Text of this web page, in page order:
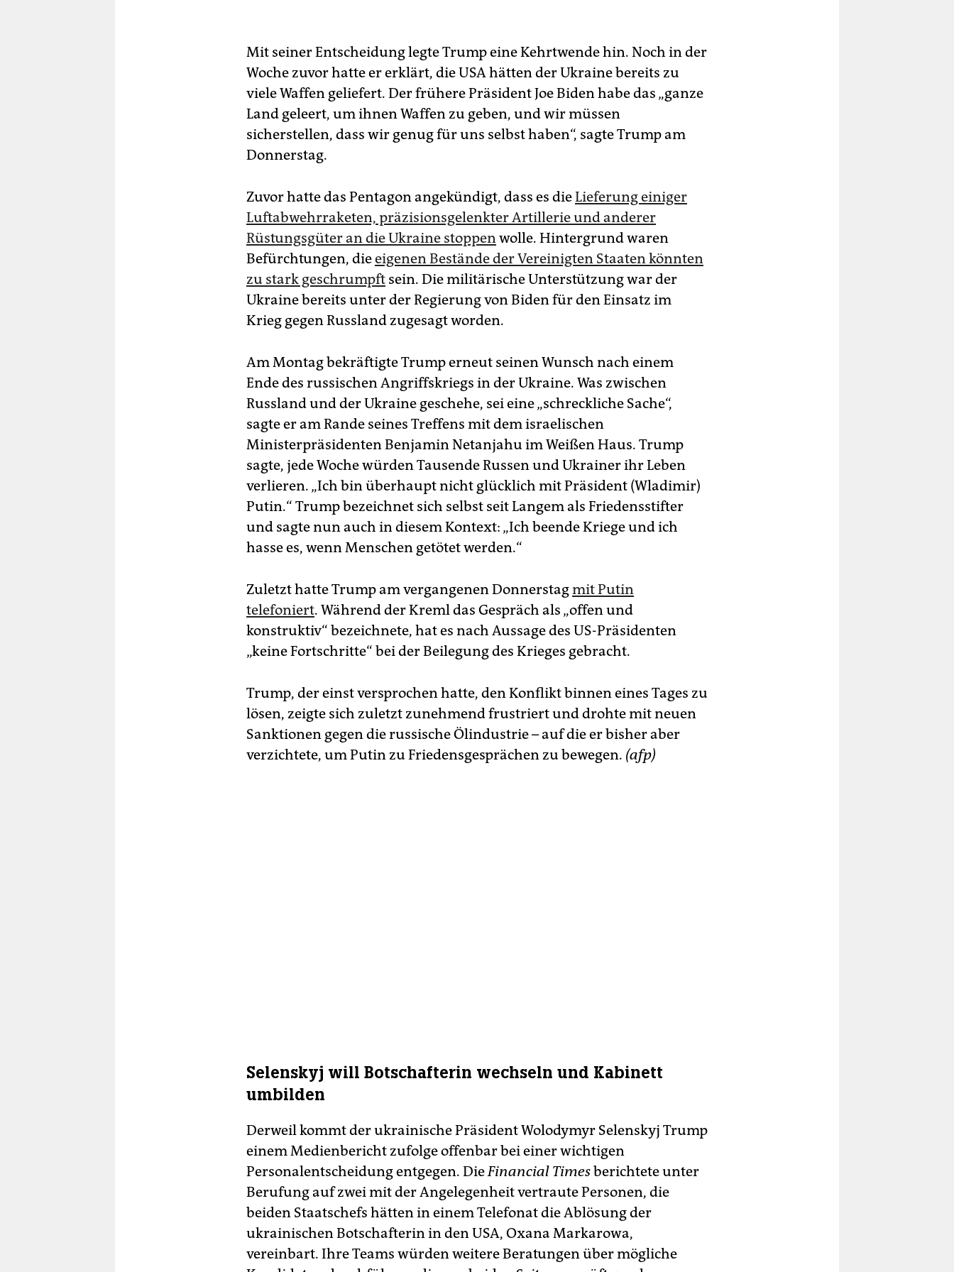
Mit seiner Entscheidung legte Trump eine Kehrtwende hin. Noch in der
Woche zuvor hatte er erklärt, die USA hätten der Ukraine bereits zu
viele Waffen geliefert. Der frühere Präsident Joe Biden habe das „ganze
Land geleert, um ihnen Waffen zu geben, und wir müssen
sicherstellen, dass wir genug für uns selbst haben“, sagte Trump am
Donnerstag.
Zuvor hatte das Pentagon angekündigt, dass es dieLieferung einiger
Luftabwehrraketen, präzisionsgelenkter Artillerie und anderer
Rüstungsgüter an die Ukraine stoppenwolle. Hintergrund waren
Befürchtungen, dieeigenen Bestände der Vereinigten Staaten könnten
zu stark geschrumpft sein. Die militärische Unterstützung war der
Ukraine bereits unter der Regierung von Biden für den Einsatz im
Krieg gegen Russland zugesagt worden.
Am Montag bekräftigte Trump erneut seinen Wunsch nach einem
Ende des russischen Angriffskriegs in der Ukraine. Was zwischen
Russland und der Ukraine geschehe, sei eine „schreckliche Sache“,
sagte er am Rande seines Treffens mit dem israelischen
Ministerpräsidenten Benjamin Netanjahu im Weißen Haus. Trump
sagte, jede Woche würden Tausende Russen und Ukrainer ihr Leben
verlieren. „Ich bin überhaupt nicht glücklich mit Präsident (Wladimir)
Putin.“ Trump bezeichnet sich selbst seit Langem als Friedensstifter
und sagte nun auch in diesem Kontext: „Ich beende Kriege und ich
hasse es, wenn Menschen getötet werden.“
Zuletzt hatte Trump am vergangenen Donnerstagmit Putin
telefoniert. Während der Kreml das Gespräch als „offen und
konstruktiv“ bezeichnete, hat es nach Aussage des US-Präsidenten
„keine Fortschritte“ bei der Beilegung des Krieges gebracht.
Trump, der einst versprochen hatte, den Konflikt binnen eines Tages zu
lösen, zeigte sich zuletzt zunehmend frustriert und drohte mit neuen
Sanktionen gegen die russische Ölindustrie – auf die er bisher aber
verzichtete, um Putin zu Friedensgesprächen zu bewegen. (afp)
Selenskyj will Botschafterin wechseln und Kabinett
umbilden
Derweil kommt der ukrainische Präsident Wolodymyr Selenskyj Trump
einem Medienbericht zufolge offenbar bei einer wichtigen
Personalentscheidung entgegen. DieFinancial Timesberichtete unter
Berufung auf zwei mit der Angelegenheit vertraute Personen, die
beiden Staatschefs hätten in einem Telefonat die Ablösung der
ukrainischen Botschafterin in den USA, Oxana Markarowa,
vereinbart. Ihre Teams würden weitere Beratungen über mögliche